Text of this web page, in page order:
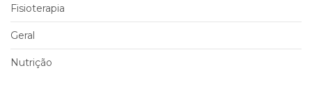
Fisioterapia
Geral
Nutrição